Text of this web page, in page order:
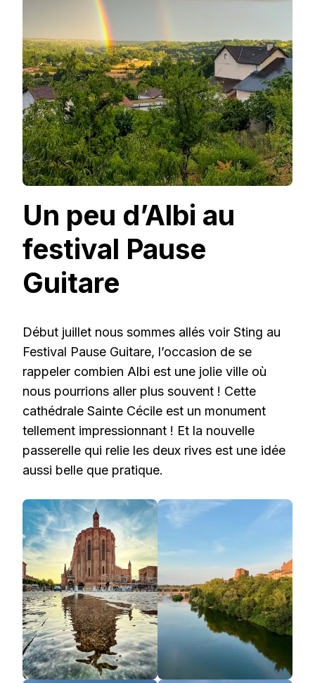
Un peu d’Albi au
festival Pause
Guitare
Début juillet nous sommes allés voir Sting au
Festival Pause Guitare, l’occasion de se
rappeler combien Albi est une jolie ville où
nous pourrions aller plus souvent ! Cette
cathédrale Sainte Cécile est un monument
tellement impressionnant ! Et la nouvelle
passerelle qui relie les deux rives est une idée
aussi belle que pratique.